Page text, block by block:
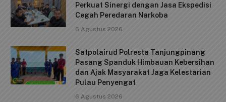
Perkuat Sinergi dengan Jasa Ekspedisi
Cegah Peredaran Narkoba
6 Agustus 2026
Satpolairud Polresta Tanjungpinang
Pasang Spanduk Himbauan Kebersihan
dan Ajak Masyarakat Jaga Kelestarian
Pulau Penyengat
6 Agustus 2026